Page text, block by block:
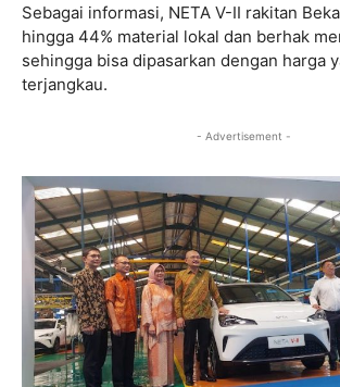
Sebagai informasi, NETA V-II rakitan
hingga 44% material lokal dan berhak
sehingga bisa dipasarkan dengan harga
terjangkau.
- Advertisement -